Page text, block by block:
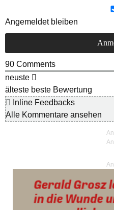
Angemeldet bleiben
90 Comments
neuste
älteste beste Bewertung
Inline Feedbacks
Alle Kommentare ansehen